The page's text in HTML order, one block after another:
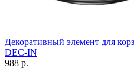
Декоративный элемент для
DEC-IN
988 р.